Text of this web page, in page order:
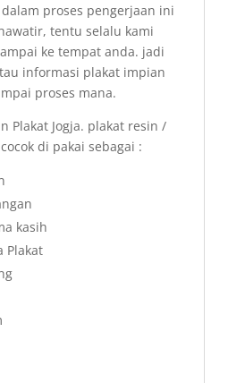
proses pengerjaan ini
tentu selalu kami
ke tempat anda. jadi
informasi plakat impian
proses mana.
Plakat Jogja. plakat resin /
di pakai sebagai :
kasih
Plakat